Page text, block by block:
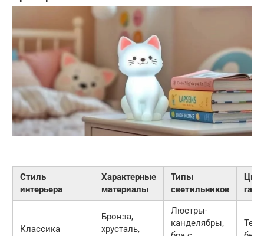
Стиль
интерьера
Характерные
материалы
Типы
светильников
Классика
Бронза,
хрусталь,
Люстры-
канделябры,